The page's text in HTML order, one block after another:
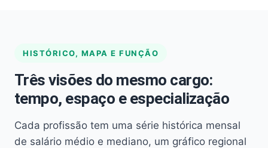
HISTÓRICO, MAPA E FUNÇÃO
Três visões do mesmo cargo:
tempo, espaço e especialização
Cada profissão tem uma série histórica mensal
de salário médio e mediano, um gráfico regional